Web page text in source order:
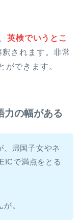
英検でいうとこ
されます。非常
ができます。
力の幅がある
、帰国子女やネ
で満点をとる
。